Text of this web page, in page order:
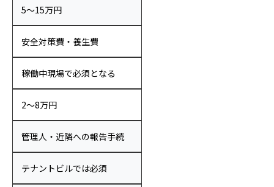
5〜15万円
安全対策費・養生費
稼働中現場で必須となる
2〜8万円
管理人・近隣への報告手続
テナントビルでは必須